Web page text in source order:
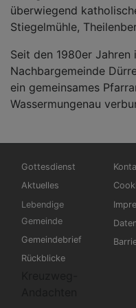
überwiegend
Stiegelmühle,
Seit den 1980er
Nachbargemeinde
ein gemeinsames
Wassermungenau
Hauptnavigation
Gottesdienst
Aktuelles
Lebendige
Gemeinde
Gemeindebrief
Rückblicke